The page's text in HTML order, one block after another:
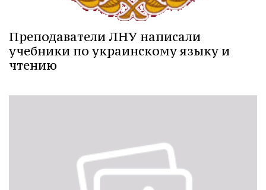
Преподаватели ЛНУ написали
учебники по украинскому языку и
чтению